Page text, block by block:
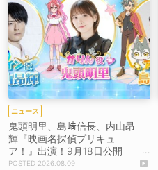
ニュース
鬼頭明里、島﨑信長、内山昂
輝『映画名探偵プリキュ
ア！』出演！9月18日公開
【コメントあり】
2026.08.09